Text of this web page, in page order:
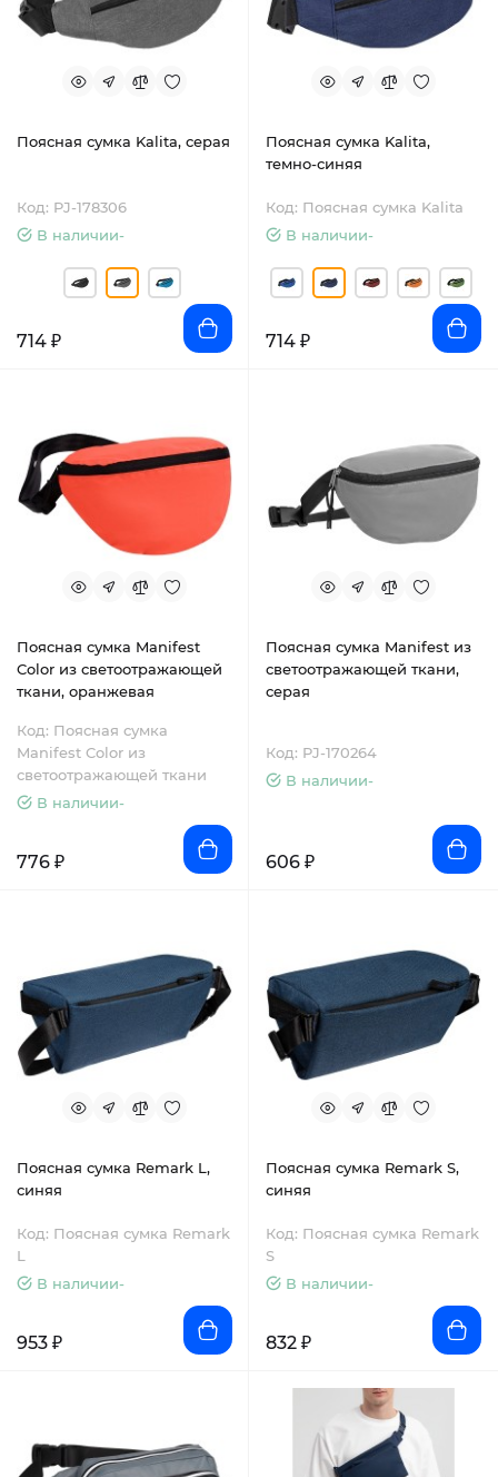
Поясная сумка Kalita, серая
Код: PJ-178306
В наличии-
714 ₽
Поясная сумка Kalita,
темно-синяя
Код: Поясная сумка Kalita
В наличии-
714 ₽
Поясная сумка Manifest
Color из светоотражающей
ткани, оранжевая
Код: Поясная сумка
Manifest Color из
светоотражающей ткани
В наличии-
776 ₽
Поясная сумка Manifest из
светоотражающей ткани,
серая
Код: PJ-170264
В наличии-
606 ₽
Поясная сумка Remark L,
синяя
Код: Поясная сумка Remark
L
В наличии-
953 ₽
Поясная сумка Remark S,
синяя
Код: Поясная сумка Remark
S
В наличии-
832 ₽